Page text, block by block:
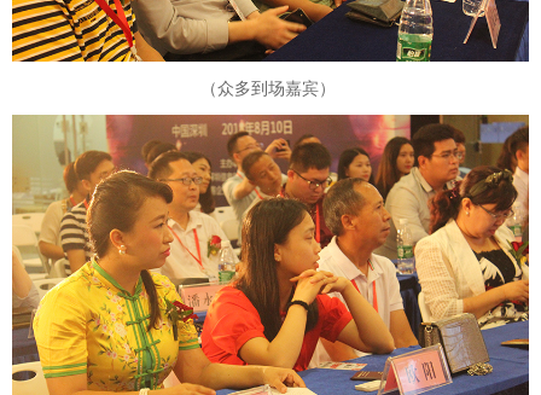
（众多到场嘉宾）